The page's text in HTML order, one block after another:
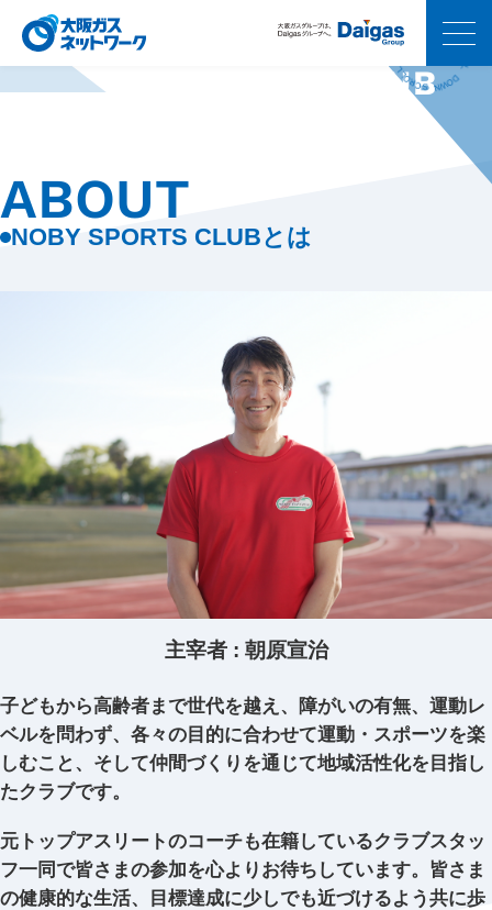
NOBY SPORTS CLUB
S
C
R
O
D
O
W DO
W
R
O
L
L
D
O
W
N
主宰者 : 朝原宣治
ABOUT
NOBY SPORTS CLUBとは
子どもから高齢者まで世代を越え、
障がいの有無、運動レ
ベルを問わず、 各々の目的に合わせて運動・スポーツを楽
しむこと、 そして仲間づくりを通じて地域活性化を目指し
たクラブです。
元トップアスリートのコーチも在籍しているクラブスタッ
フ一同で皆さまの参加を心よりお待ちしています。 皆さま
の健康的な生活、目標達成に少しでも近づけるよう共に歩